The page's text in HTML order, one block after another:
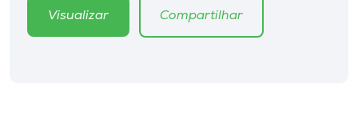
EditoraVisualizar Compartilhar